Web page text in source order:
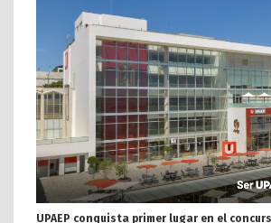
UPAEP conquista primer lugar en el